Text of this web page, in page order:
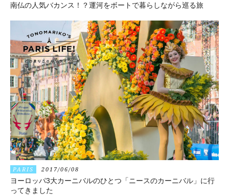
南仏の人気バカンス！？運河をボートで暮らしながら巡る旅
PARIS 2017/06/08
ヨーロッパ3大カーニバルのひとつ「ニースのカーニバル」に行
ってきました